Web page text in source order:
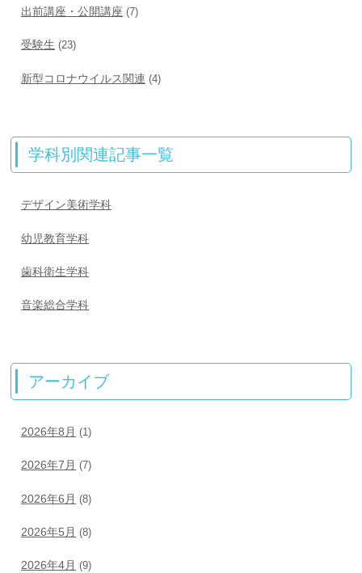
出前講座・公開講座 (7)
受験生 (23)
新型コロナウイルス関連 (4)
学科別関連記事一覧
デザイン美術学科
幼児教育学科
歯科衛生学科
音楽総合学科
アーカイブ
2026年8月 (1)
2026年7月 (7)
2026年6月 (8)
2026年5月 (8)
2026年4月 (9)